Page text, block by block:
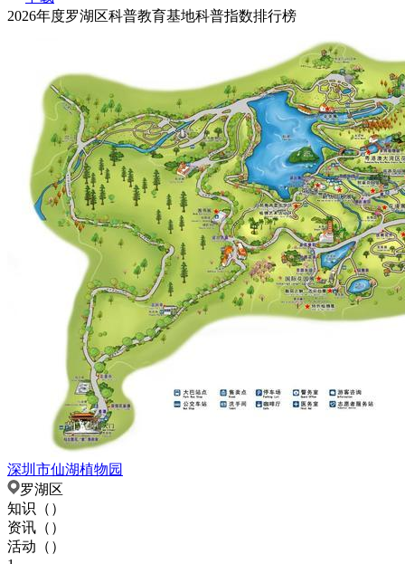
2026年度罗湖区科普教育基地科普指数排行榜
深圳市仙湖植物园
罗湖区
知识（ ）
资讯（ ）
活动（ ）